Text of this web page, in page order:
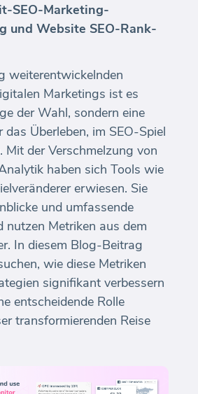
SEO-Marketing-
und Website SEO-Rank-
weiterentwickelnden
Marketings ist es
der Wahl, sondern eine
Überleben, im SEO-Spiel
Mit der Verschmelzung von
haben sich Tools wie
erwiesen. Sie
und umfassende
nutzen Metriken aus dem
In diesem Blog-Beitrag
wie diese Metriken
signifikant verbessern
entscheidende Rolle
transformierenden Reise